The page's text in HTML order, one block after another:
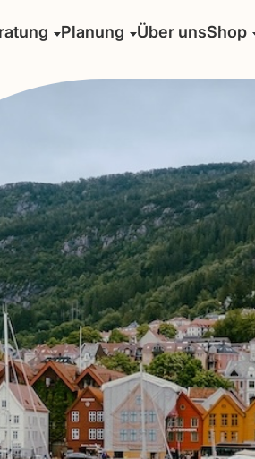
Planung Über unsShop